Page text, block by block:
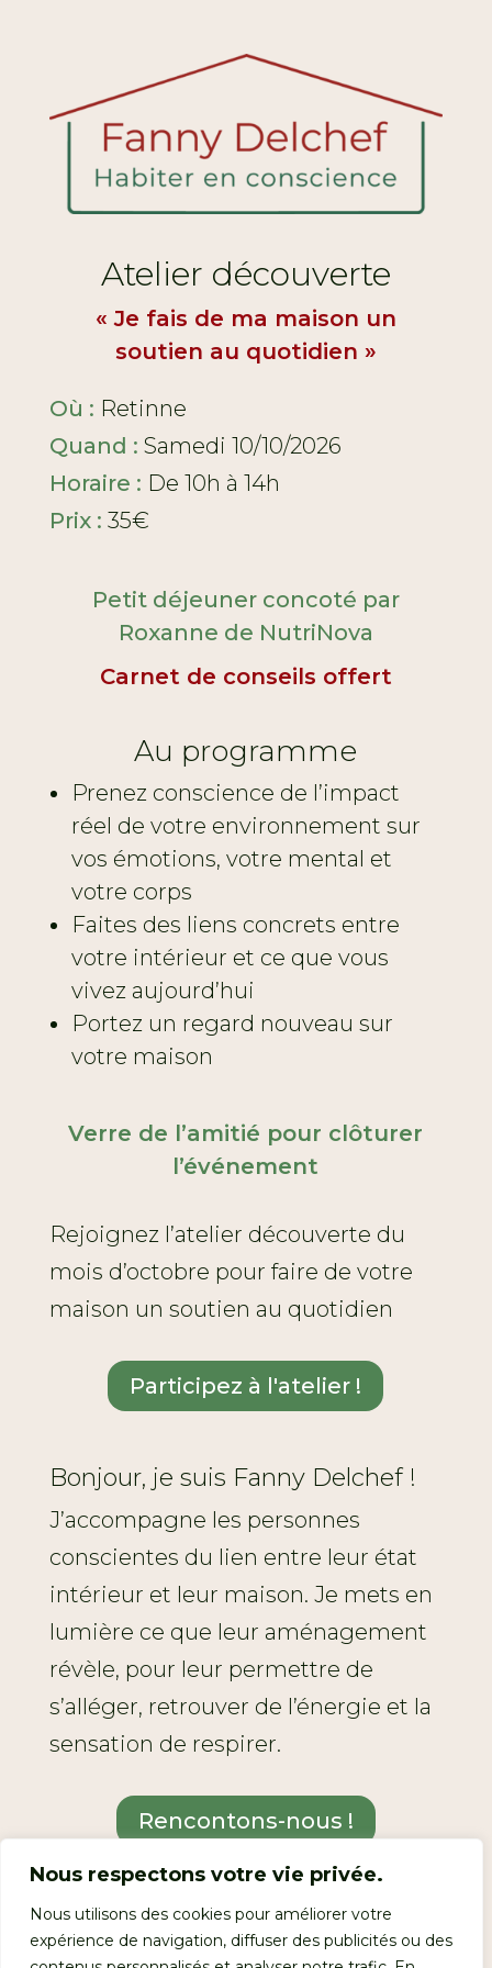
Nous respectons votre vie privée.
Nous utilisons des cookies pour améliorer votre
expérience de navigation, diffuser des publicités ou des
Atelier découverte
« Je fais de ma maison un
soutien au quotidien »
Où : Retinne
Quand : Samedi 10/10/2026
Horaire : De 10h à 14h
Prix : 35€
Petit déjeuner concoté par
Roxanne de NutriNova
Carnet de conseils offert
Au programme
Prenez conscience de l’impact
réel de votre environnement sur
vos émotions, votre mental et
votre corps
Faites des liens concrets entre
votre intérieur et ce que vous
vivez aujourd’hui
Portez un regard nouveau sur
votre maison
Verre de l’amitié pour clôturer
l’événement
Rejoignez l’atelier découverte du
mois d’octobre pour faire de votre
maison un soutien au quotidien
Participez à l'atelier !
Bonjour, je suis Fanny Delchef !
J’accompagne les personnes
conscientes du lien entre leur état
intérieur et leur maison. Je mets en
lumière ce que leur aménagement
révèle, pour leur permettre de
s’alléger, retrouver de l’énergie et la
sensation de respirer.
Rencontons-nous !
Réservez vos places